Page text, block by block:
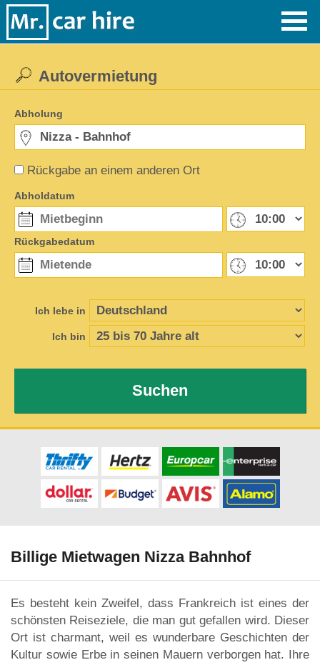
Rückgabe an einem anderen Ort
Autovermietung
Abholung
Abholdatum
Rückgabedatum
Ich lebe in
Ich bin
Suchen
Billige Mietwagen Nizza Bahnhof
Es besteht kein Zweifel, dass Frankreich ist eines der
schönsten Reiseziele, die man gut gefallen wird. Dieser
Ort ist charmant, weil es wunderbare Geschichten der
Kultur sowie Erbe in seinen Mauern verborgen hat. Ihre